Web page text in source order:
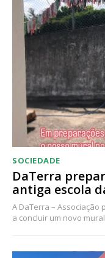
SOCIEDADE
DaTerra
antiga escola
A DaTerra –
a concluir um novo